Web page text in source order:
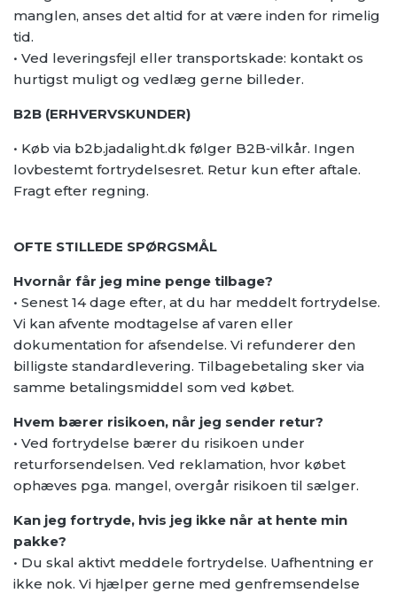
manglen, anses det altid for at være inden for rimelig
tid.
• Ved leveringsfejl eller transportskade: kontakt os
hurtigst muligt og vedlæg gerne billeder.
B2B (ERHVERVSKUNDER)
• Køb via b2b.jadalight.dk følger B2B‑vilkår. Ingen
lovbestemt fortrydelsesret. Retur kun efter aftale.
Fragt efter regning.
OFTE STILLEDE SPØRGSMÅL
Hvornår får jeg mine penge tilbage?
• Senest 14 dage efter, at du har meddelt fortrydelse.
Vi kan afvente modtagelse af varen eller
dokumentation for afsendelse. Vi refunderer den
billigste standardlevering. Tilbagebetaling sker via
samme betalingsmiddel som ved købet.
Hvem bærer risikoen, når jeg sender retur?
• Ved fortrydelse bærer du risikoen under
returforsendelsen. Ved reklamation, hvor købet
ophæves pga. mangel, overgår risikoen til sælger.
Kan jeg fortryde, hvis jeg ikke når at hente min
pakke?
• Du skal aktivt meddele fortrydelse. Uafhentning er
ikke nok. Vi hjælper gerne med genfremsendelse